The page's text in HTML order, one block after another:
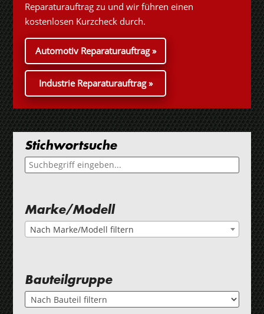
Reparaturauftrag zu und wir führen einen
kostenlosen Kurzcheck durch.
Automotiv Reparaturauftrag »
Industrie Reparaturauftrag »
Stichwortsuche
Marke/Modell
Nach Marke/Modell filtern
Bauteilgruppe